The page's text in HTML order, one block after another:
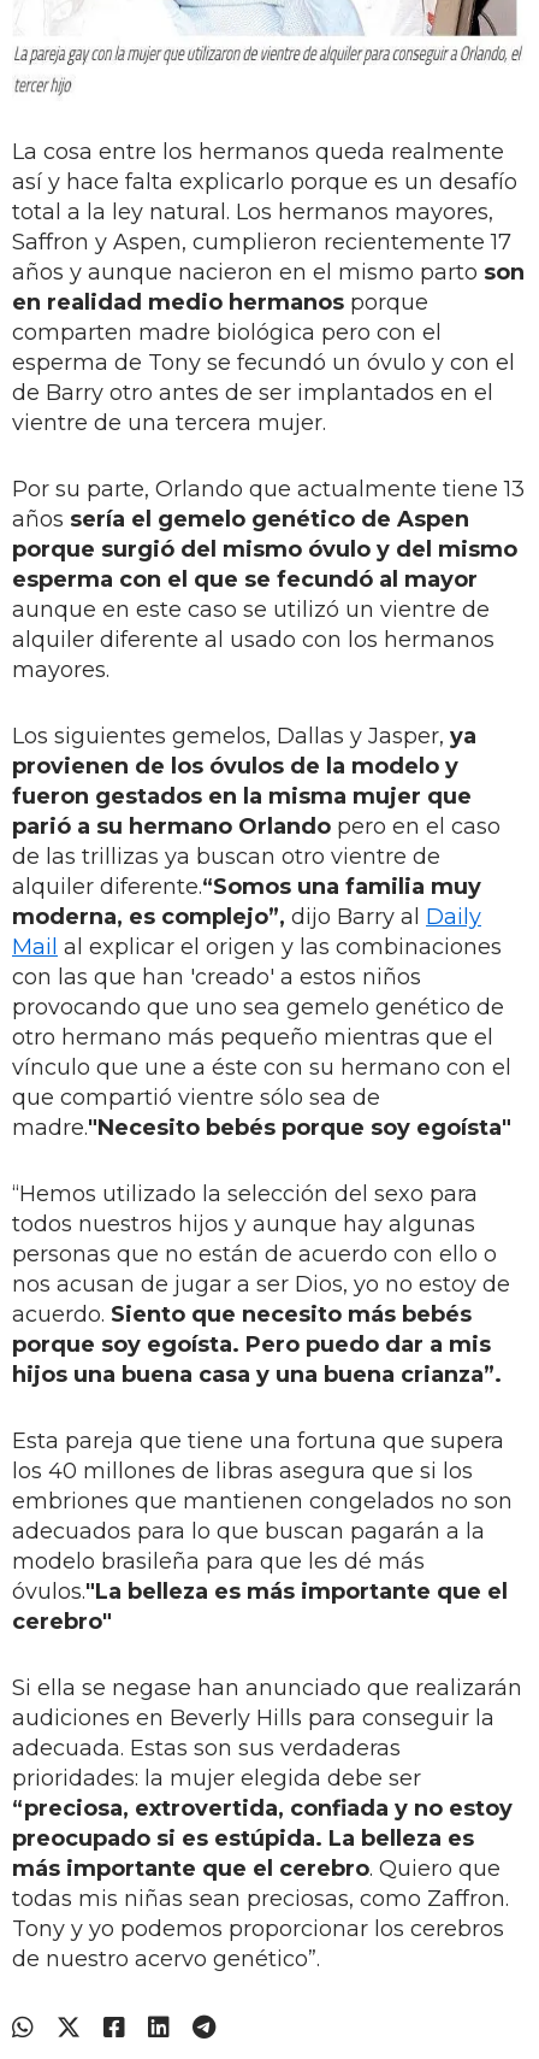
La cosa entre los hermanos queda realmente
así y hace falta explicarlo porque es un desafío
total a la ley natural. Los hermanos mayores,
Saffron y Aspen, cumplieron recientemente 17
años y aunque nacieron en el mismo parto son
en realidad medio hermanos porque
comparten madre biológica pero con el
esperma de Tony se fecundó un óvulo y con el
de Barry otro antes de ser implantados en el
vientre de una tercera mujer.
Por su parte, Orlando que actualmente tiene 13
años sería el gemelo genético de Aspen
porque surgió del mismo óvulo y del mismo
esperma con el que se fecundó al mayor
aunque en este caso se utilizó un vientre de
alquiler diferente al usado con los hermanos
mayores.
Los siguientes gemelos, Dallas y Jasper, ya
provienen de los óvulos de la modelo y
fueron gestados en la misma mujer que
parió a su hermano Orlando pero en el caso
de las trillizas ya buscan otro vientre de
alquiler diferente.“Somos una familia muy
moderna, es complejo”, dijo Barry al Daily
Mail al explicar el origen y las combinaciones
con las que han 'creado' a estos niños
provocando que uno sea gemelo genético de
otro hermano más pequeño mientras que el
vínculo que une a éste con su hermano con el
que compartió vientre sólo sea de
madre."Necesito bebés porque soy egoísta"
“Hemos utilizado la selección del sexo para
todos nuestros hijos y aunque hay algunas
personas que no están de acuerdo con ello o
nos acusan de jugar a ser Dios, yo no estoy de
acuerdo. Siento que necesito más bebés
porque soy egoísta. Pero puedo dar a mis
hijos una buena casa y una buena crianza”.
Esta pareja que tiene una fortuna que supera
los 40 millones de libras asegura que si los
embriones que mantienen congelados no son
adecuados para lo que buscan pagarán a la
modelo brasileña para que les dé más
óvulos."La belleza es más importante que el
cerebro"
Si ella se negase han anunciado que realizarán
audiciones en Beverly Hills para conseguir la
adecuada. Estas son sus verdaderas
prioridades: la mujer elegida debe ser
“preciosa, extrovertida, confiada y no estoy
preocupado si es estúpida. La belleza es
más importante que el cerebro. Quiero que
todas mis niñas sean preciosas, como Zaffron.
Tony y yo podemos proporcionar los cerebros
de nuestro acervo genético”.